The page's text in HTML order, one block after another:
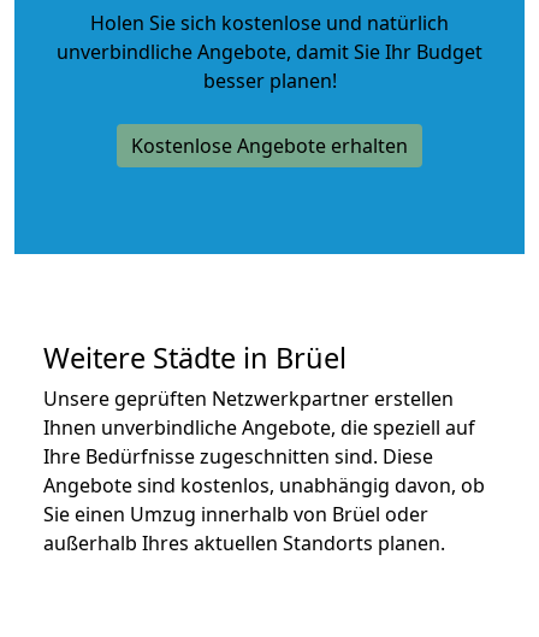
Holen Sie sich kostenlose und natürlich
unverbindliche Angebote, damit Sie Ihr Budget
besser planen!
Kostenlose Angebote erhalten
Weitere Städte in Brüel
Unsere geprüften Netzwerkpartner erstellen
Ihnen unverbindliche Angebote, die speziell auf
Ihre Bedürfnisse zugeschnitten sind. Diese
Angebote sind kostenlos, unabhängig davon, ob
Sie einen Umzug innerhalb von Brüel oder
außerhalb Ihres aktuellen Standorts planen.